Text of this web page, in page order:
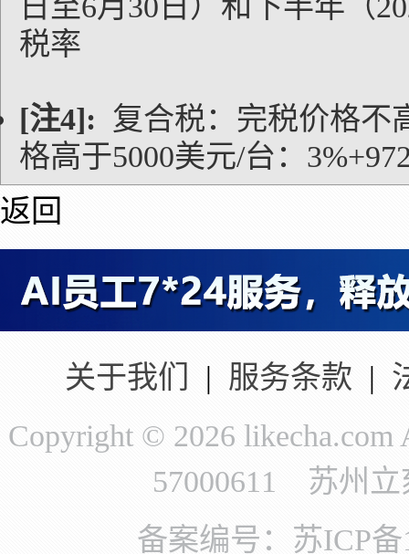
日至6月30日）和下半年（
税率
[注4]: 复合税：完税价格不
格高于5000美元/台：
返回
关于我们 | 服务条款 |
Copyright © 2026 likecha.com
57000611 苏州立
备案编号：苏ICP备